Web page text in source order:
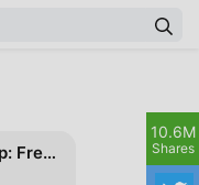
Slayaway Camp: Free 2 Slay
10.6M
Shares